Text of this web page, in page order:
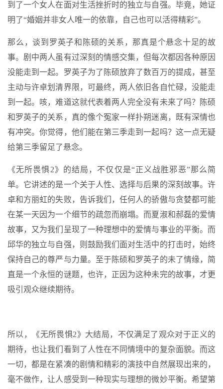
到了一个女人在面对生活挫折时的独立与自强。毕竟，她证
明了“婚姻并非女人唯一的依靠，自己也可以活得精彩”。
那么，谈到罗英子和陈硕的关系，那真是个悬念十足的故
事。剧中两人虽有过深刻的情感交集，但每次都因各种原因
没能走到一起。罗英子为了陈硕放弃了数百万的提成，甚至
主动与许卓划清界限，可最终，两人依旧各自忙碌，没能走
到一起。咳，难道这就代表着两人完全没有未来了吗？陈硕
和罗英子的关系，真的像个冤家一样扑朔迷离，既有深情也
有冲突。你觉得，他们能在第三季走到一起吗？这一点无疑
给第三季留足了悬念。
《无所畏惧2》的结局，不仅仅是“正义战胜邪恶”那么简
单。它讲述的是一个关于人性、选择与后果的深刻故事。许
卓和方丽虹的失败，告诉我们，任何人的骄傲与贪婪都可能
在某一天因为一个细节的疏忽而崩塌。而夏淑和郝磊的爱情
故事，又为我们呈现了一种理想中的爱情与事业的平衡。而
邱华的独立与自强，则鼓励我们面对生活中的打击时，始终
保持自己的尊严与力量。至于陈硕和罗英子的未了情缘，简
直是一个永恒的谜题，也许，正因为这种未完的故事，才更
吸引观众继续期待。
所以，《无所畏惧2》大结局，不仅满足了观众对于正义的
期待，也让我们看到了人性在不同情境中的复杂面貌。而这
一切，都是在紧凑的剧情和精彩的演技中自然展现出来的，
毫不做作，让人感受到一种现实与理想的微妙平衡。希望第